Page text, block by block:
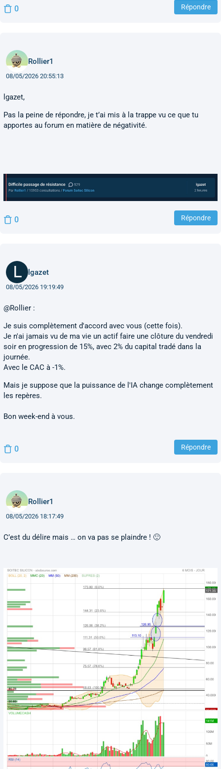
0 Répondre
Rollier1
08/05/2026 20:55:13
lgazet,
Pas la peine de répondre, je t’ai mis à la trappe vu ce que tu
apportes au forum en matière de négativité.
0 Répondre
lgazet
08/05/2026 19:19:49
@Rollier :
Je suis complètement d'accord avec vous (cette fois).
Je n'ai jamais vu de ma vie un actif faire une clôture du vendredi
soir en progression de 15%, avec 2% du capital tradé dans la
journée.
Avec le CAC à -1%.
Mais je suppose que la puissance de l'IA change complètement
les repères.
Bon week-end à vous.
0 Répondre
Rollier1
08/05/2026 18:17:49
C’est du délire mais … on va pas se plaindre ! 🙂